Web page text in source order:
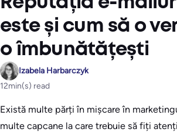
este și cum să o
o îmbunătățești
Izabela Harbarczyk
12min(s) read
Există multe părți în mișcare în
multe capcane la care trebuie să fiți